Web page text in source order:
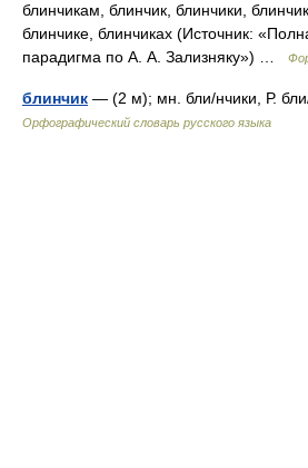
блинчикам, блинчик, блинчики,
блинчике, блинчиках (Источник:
парадигма по А. А. Зализняку») …
блинчик — (2 м); мн. бли/нчики, Р.
Орфографический словарь русского языка